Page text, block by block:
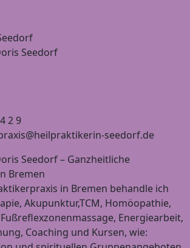
Seedorf
2 9
seedorf.de
Seedorf – Ganzheitliche
Bremen
in Bremen behandle ich
Akupunktur,TCM, Homöopathie,
Energiearbeit,
Coaching und Kursen, wie: